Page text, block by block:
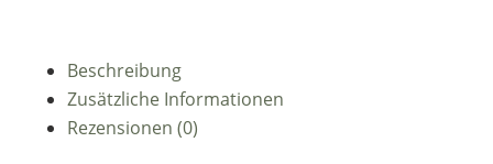
Beschreibung
Zusätzliche Informationen
Rezensionen (0)